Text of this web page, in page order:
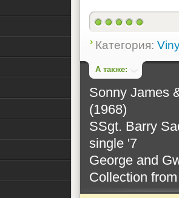
Категория:
А также:
Sonny James
(1968)
SSgt. Barry
single '7
George and
Collection